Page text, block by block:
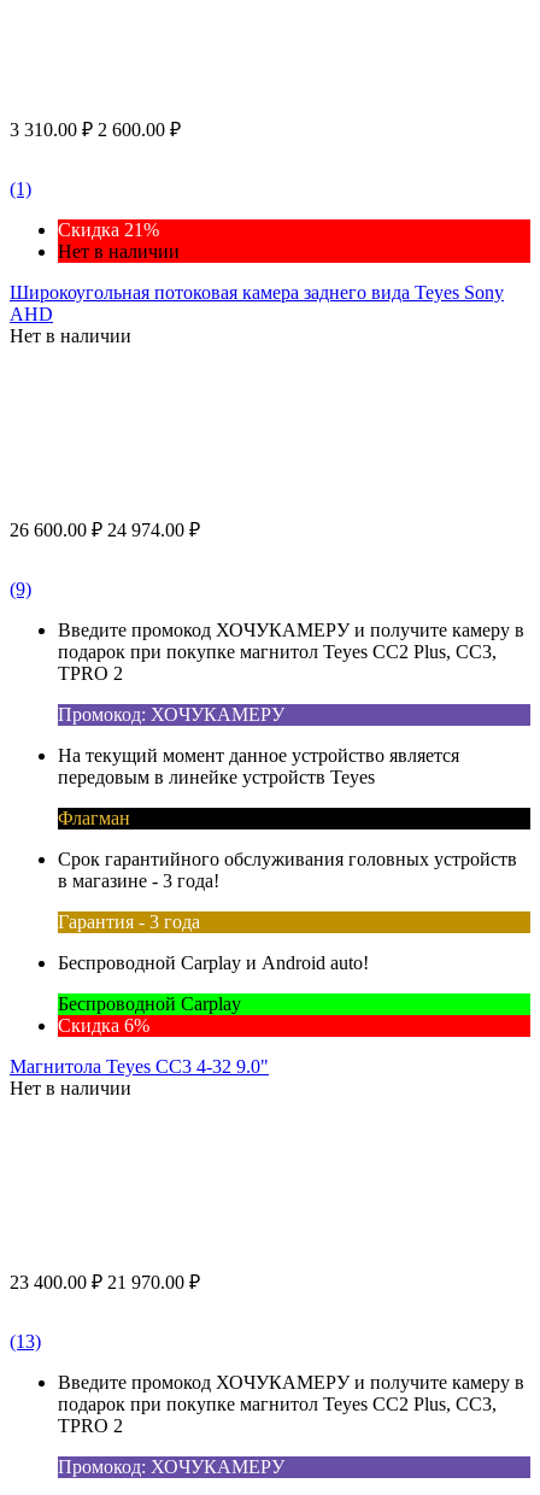
3 310.00 ₽ 2 600.00 ₽
(1)
Скидка 21%
Нет в наличии
Широкоугольная потоковая камера заднего вида Teyes Sony
AHD
Нет в наличии
26 600.00 ₽ 24 974.00 ₽
(9)
Введите промокод ХОЧУКАМЕРУ и получите камеру в
подарок при покупке магнитол Teyes CC2 Plus, CC3,
TPRO 2
Промокод: ХОЧУКАМЕРУ
На текущий момент данное устройство является
передовым в линейке устройств Teyes
Флагман
Срок гарантийного обслуживания головных устройств
в магазине - 3 года!
Гарантия - 3 года
Беспроводной Carplay и Android auto!
Беспроводной Carplay
Скидка 6%
Магнитола Teyes CC3 4-32 9.0"
Нет в наличии
23 400.00 ₽ 21 970.00 ₽
(13)
Введите промокод ХОЧУКАМЕРУ и получите камеру в
подарок при покупке магнитол Teyes CC2 Plus, CC3,
TPRO 2
Промокод: ХОЧУКАМЕРУ